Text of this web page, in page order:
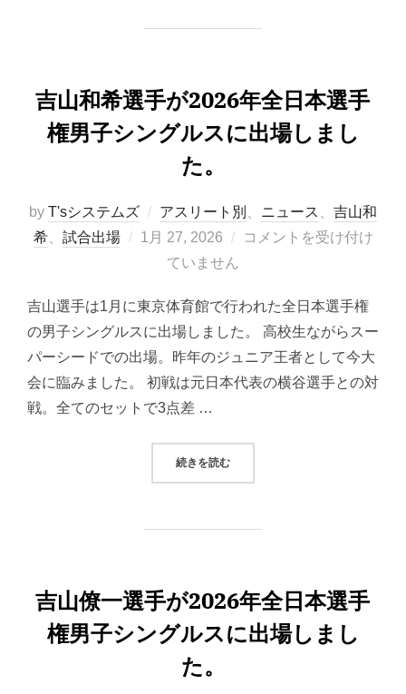
吉山和希選手が2026年全日本選手
権男子シングルスに出場しまし
た。
by T'sシステムズ アスリート別 、 ニュース 、 吉山和
希、 試合出場
投
1月 27, 2026
コメントを受け付け
ていません
吉山選手は1月に東京体育館で行われた全日本選手権
の男子シングルスに出場しました。 高校生ながらスー
パーシードでの出場。昨年のジュニア王者として今大
会に臨みました。 初戦は元日本代表の横谷選手との対
戦。全てのセットで3点差 …
続きを読む“吉山和希選手が2026年全日本選
吉山僚一選手が2026年全日本選手
権男子シングルスに出場しまし
た。